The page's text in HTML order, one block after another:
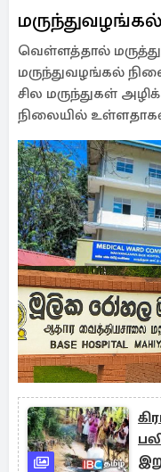
வெள்ளத்தால்
மருந்துவழங்கல்
சில மருந்துகள்
நிலையில்